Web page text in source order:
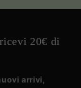
20€ di
arrivi,